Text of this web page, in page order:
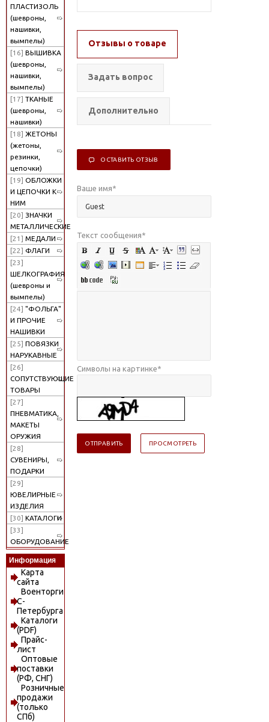
ПЛАСТИЗОЛЬ
(шевроны,
нашивки,
вымпелы)
[16] ВЫШИВКА
(шевроны,
нашивки,
вымпелы)
[17] ТКАНЫЕ
(шевроны,
нашивки)
[18] ЖЕТОНЫ
(жетоны,
резинки,
цепочки)
[19] ОБЛОЖКИ
И ЦЕПОЧКИ К
НИМ
[20] ЗНАЧКИ
МЕТАЛЛИЧЕСКИЕ
[21] МЕДАЛИ
[22] ФЛАГИ
[23]
ШЕЛКОГРАФИЯ
(шевроны и
вымпелы)
[24] "ФОЛЬГА"
И ПРОЧИЕ
НАШИВКИ
[25] ПОВЯЗКИ
НАРУКАВНЫЕ
[26]
СОПУТСТВУЮЩИЕ
ТОВАРЫ
[27]
ПНЕВМАТИКА,
МАКЕТЫ
ОРУЖИЯ
[28]
СУВЕНИРЫ,
ПОДАРКИ
[29]
ЮВЕЛИРНЫЕ
ИЗДЕЛИЯ
[30] КАТАЛОГИ
[33]
ОБОРУДОВАНИЕ
Информация
Карта
сайта
Военторги
С-
Петербурга
Каталоги
(PDF)
Прайс-
лист
Оптовые
поставки
(РФ, СНГ)
Розничные
продажи
(только
СПб)
Отзывы о товаре
Задать вопрос
Дополнительно
ОСТАВИТЬ ОТЗЫВ
Ваше имя*
Текст сообщения*
Символы на картинке*